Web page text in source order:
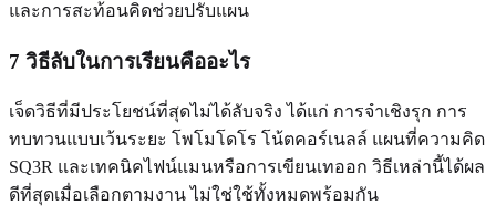
และการสะท้อนคิดช่วยปรับแผน
7 วิธีลับในการเรียนคืออะไร
เจ็ดวิธีที่มีประโยชน์ที่สุดไม่ได้ลับจริง ได้แก่ การจำเชิงรุก การ
ทบทวนแบบเว้นระยะ โพโมโดโร โน้ตคอร์เนลล์ แผนที่ความคิด
SQ3R และเทคนิคไฟน์แมนหรือการเขียนเทออก วิธีเหล่านี้ได้ผล
ดีที่สุดเมื่อเลือกตามงาน ไม่ใช่ใช้ทั้งหมดพร้อมกัน